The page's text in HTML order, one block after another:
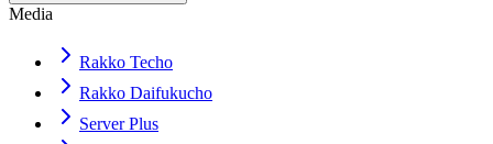
Media
Rakko Techo
Rakko Daifukucho
Server Plus